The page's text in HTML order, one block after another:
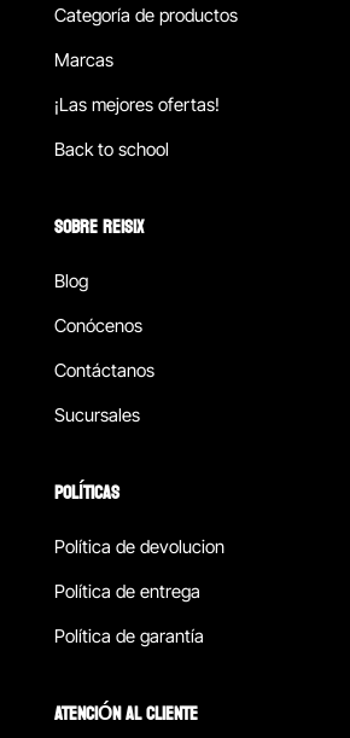
Categoría de productos
Marcas
¡Las mejores ofertas!
Back to school
SOBRE REISIX
Blog
Conócenos
Contáctanos
Sucursales
POLÍTICAS
Política de devolucion
Política de entrega
Política de garantía
ATENCIÓN AL CLIENTE